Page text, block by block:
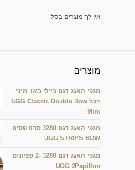
מוצרים
מגפי האגג דגם ביילי באוו מיני
דבל UGG Classic Double Bow
Mini
מגפי האגג דגם 3280 סרט פסים
UGG STRIPS BOW
מגפי האגג דגם 3280 -2 פפיונים
UGG 2Papillon